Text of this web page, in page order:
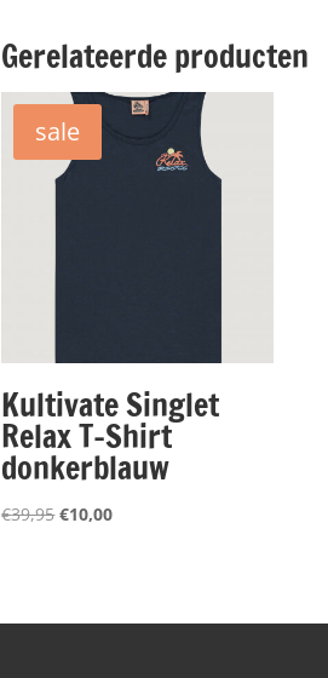
Gerelateerde producten
sale
Kultivate Singlet
Relax T-Shirt
donkerblauw
€39,95Oorspronkelijke
€10,00Huidige